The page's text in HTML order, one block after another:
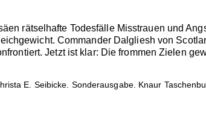
rätselhafte Todesfälle Misstrauen und
Commander Dalgliesh von
Jetzt ist klar: Die frommen Zielen
E. Seibicke. Sonderausgabe. Knaur